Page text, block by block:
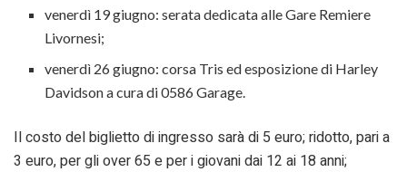
venerdì 19 giugno: serata dedicata alle Gare Remiere
Livornesi;
venerdì 26 giugno: corsa Tris ed esposizione di Harley
Davidson a cura di 0586 Garage.
Il costo del biglietto di ingresso sarà di 5 euro; ridotto, pari a
3 euro, per gli over 65 e per i giovani dai 12 ai 18 anni;